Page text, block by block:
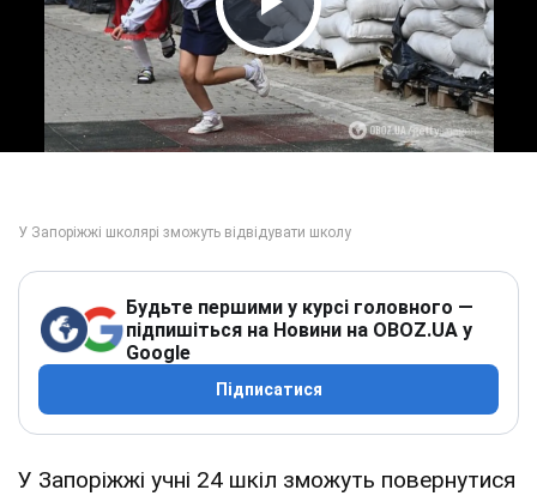
Play Video
Будьте першими у курсі головного —
підпишіться на Новини на OBOZ.UA у
Google
Підписатися
У Запоріжжі учні 24 шкіл зможуть повернутися